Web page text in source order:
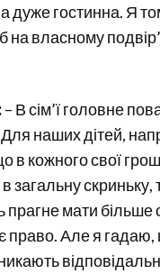
дуже гостинна. Я
власному
– В сім’ї головне
наших дітей,
в кожного свої
загальну скриньку,
мати більше
право. Але я